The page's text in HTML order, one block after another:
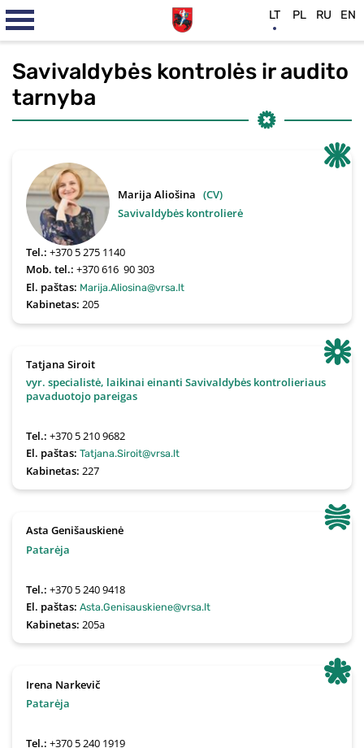
Savivaldybės kontrolės ir audito
tarnyba
Marija Aliošina (CV)
Savivaldybės kontrolierė
Tel.:+370 5 275 1140
Mob. tel.:+370 616  90 303
El. paštas: Marija.Aliosina@vrsa.lt
Kabinetas:205
Tatjana Siroit
vyr. specialistė, laikinai einanti Savivaldybės kontrolieriaus
pavaduotojo pareigas
Tel.:+370 5 210 9682
El. paštas:Tatjana.Siroit@vrsa.lt
Kabinetas:227
Asta Genišauskienė
Patarėja
Tel.:+370 5 240 9418
El. paštas:Asta.Genisauskiene@vrsa.lt
Kabinetas:205a
Irena Narkevič
Patarėja
Tel.:+370 5 240 1919
LT PL RU EN